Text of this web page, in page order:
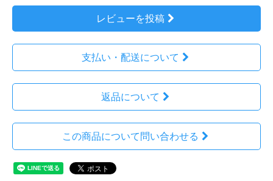
レビューを投稿
支払い・配送について
返品について
この商品について問い合わせる